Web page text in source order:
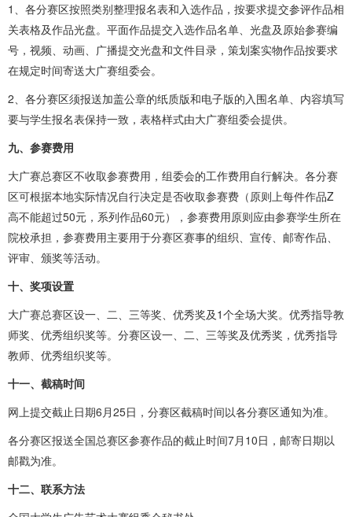
1、各分赛区按照类别整理报名表和入选作品，按要求提交参评作品相
关表格及作品光盘。平面作品提交入选作品名单、光盘及原始参赛编
号，视频、动画、广播提交光盘和文件目录，策划案实物作品按要求
在规定时间寄送大广赛组委会。
2、各分赛区须报送加盖公章的纸质版和电子版的入围名单、内容填写
要与学生报名表保持一致，表格样式由大广赛组委会提供。
九、参赛费用
大广赛总赛区不收取参赛费用，组委会的工作费用自行解决。各分赛
区可根据本地实际情况自行决定是否收取参赛费（原则上每件作品Z
高不能超过50元，系列作品60元），参赛费用原则应由参赛学生所在
院校承担，参赛费用主要用于分赛区赛事的组织、宣传、邮寄作品、
评审、颁奖等活动。
十、奖项设置
大广赛总赛区设一、二、三等奖、优秀奖及1个全场大奖。优秀指导教
师奖、优秀组织奖等。分赛区设一、二、三等奖及优秀奖，优秀指导
教师、优秀组织奖等。
十一、截稿时间
网上提交截止日期6月25日，分赛区截稿时间以各分赛区通知为准。
各分赛区报送全国总赛区参赛作品的截止时间7月10日，邮寄日期以
邮戳为准。
十二、联系方法